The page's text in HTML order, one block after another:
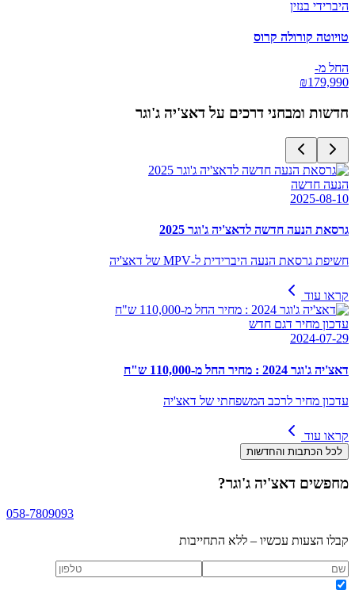
היברידי בנזין
טויוטה קורולה קרוס
החל מ-
₪179,990
חדשות ומבחני דרכים על דאצ'יה ג'וגר
הנעה חדשה
2025-08-10
גרסאת הנעה חדשה לדאצ'יה ג'וגר 2025
חשיפת גרסאת הנעה היברידית ל-MPV של דאצ'יה
קראו עוד
עדכון מחיר דגם חדש
2024-07-29
דאצ'יה ג'וגר 2024 : מחיר החל מ-110,000 ש"ח
עדכון מחיר לרכב המשפחתי של דאצ'יה
קראו עוד
לכל הכתבות והחדשות
מחפשים דאצ'יה ג'וגר?
058-7809093
קבלו הצעות עכשיו – ללא התחייבות